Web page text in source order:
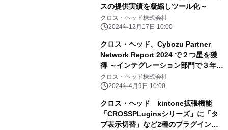
スの提供実績を凝縮しツール化～
クロス・ヘッド株式会社
2024年12月17日 10:00
クロス・ヘッド、Cybozu Partner
Network Report 2024 で２つ星を獲
得 ～インテグレーション部門で３年連
続２つ星～
クロス・ヘッド株式会社
2024年4月9日 10:00
クロス・ヘッド kintone拡張機能
「CROSSPLuginsシリーズ」に「タ
ブ表示切替」など2種のプラグインを